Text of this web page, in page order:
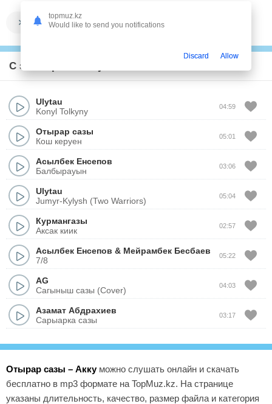
Показать все
С этим треком слушают
Ulytau
Konyl Tolkyny
04:59
Отырар сазы
Кош керуен
05:01
Асылбек Енсепов
Балбырауын
03:06
Ulytau
Jumyr-Kylysh (Two Warriors)
05:04
Курмангазы
Аксак киик
02:57
Асылбек Енсепов & Мейрамбек Бесбаев
7/8
05:22
AG
Сагыныш сазы (Cover)
04:03
Азамат Абдрахиев
Сарыарка сазы
03:17
Отырар сазы – Аккуможно слушать онлайн и скачать
бесплатно в mp3 формате на TopMuz.kz. На странице
указаны длительность, качество, размер файла и категория
topmuz.kz
Would like to send you notifications
Discard Allow